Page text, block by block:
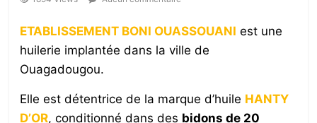
ETABLISSEMENT BONI OUASSOUANI est une
huilerie implantée dans la ville de
Ouagadougou.
Elle est détentrice de la marque d’huile HANTY
D’OR, conditionné dans des bidons de 20